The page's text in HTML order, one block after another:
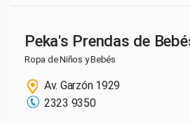
Peka's Prendas de
Ropa de Niños y Bebés
Av. Garzón 1929
2323 9350